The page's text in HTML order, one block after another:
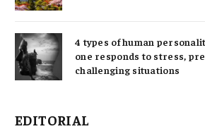
4 types of human
one responds to stress,
challenging situations
EDITORIAL